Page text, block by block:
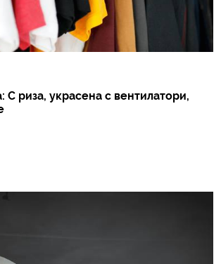
С риза, украсена с вентилатори,